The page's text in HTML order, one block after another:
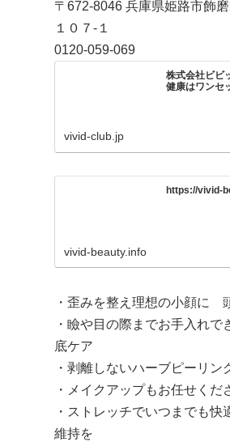
〒672-8046 兵庫県姫路市飾
１０７-１
0120-059-069
株式会社ビビ
健康はワンセ
vivid-club.jp
https://vivid-
vivid-beauty.info
・歪みを整え理想の小顔に
・瞼や目の際までお手入れ
底ケア
・剥離しないハーブピーリン
・メイクアップもお任せくだ
・ストレッチでいつまでも快
維持を